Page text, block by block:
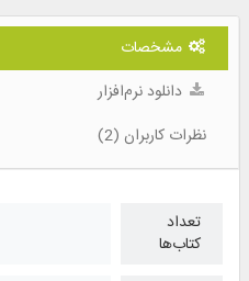
مشخصات
دانلود نرم‌افزار
نظرات کاربران (2)
تعداد
کتاب‌ها